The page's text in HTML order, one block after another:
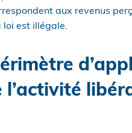
aux revenus
loi est illégale.
l’activité